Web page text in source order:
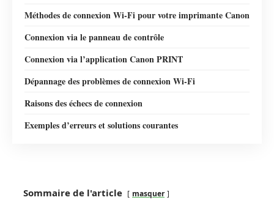
Méthodes de connexion Wi-Fi pour votre imprimante Canon
Connexion via le panneau de contrôle
Connexion via l’application Canon PRINT
Dépannage des problèmes de connexion Wi-Fi
Raisons des échecs de connexion
Exemples d’erreurs et solutions courantes
Sommaire de l'article masquer